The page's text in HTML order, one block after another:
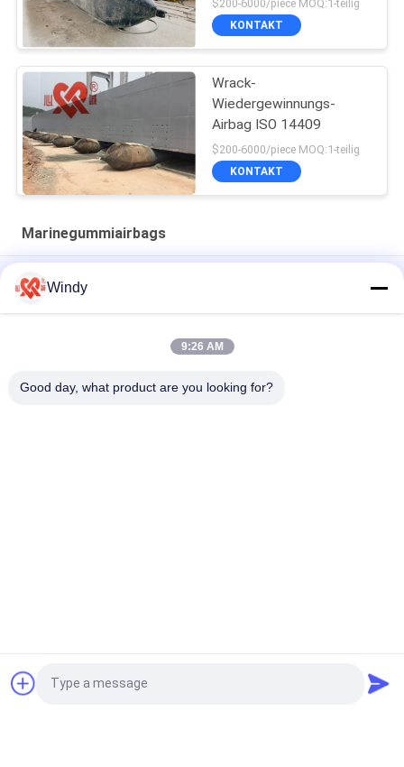
$200-6000/piece MOQ:1-teilig
KONTAKT
Wrack-
Wiedergewinnungs-
Airbag ISO 14409
$200-6000/piece MOQ:1-teilig
KONTAKT
Marinegummiairbags
Salvage W-Typ Gummi-Fender mit natürlicher innerer Schicht
aus Schwerlastgummi
Druck 0,05 - 0,25 MPa Marine Gummi-Airbags Dicke 6 mm - 20
mm Schichten 4 - 9 Schwerlastkonstruktion
D1M*EL12M W-Typ Gummi-Fender für Jetty-Schutz 6-8 Jahre
Schäumen Gefüllte
Fender
Fordern Sie ein Angebot
Windy
9:26 AM
Good day, what product are you looking for?